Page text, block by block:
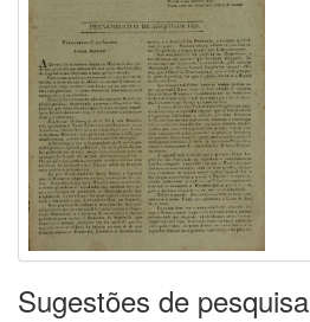
Sugestões de pesquisa